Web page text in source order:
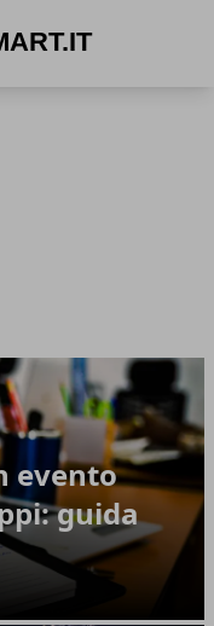
evento
guida